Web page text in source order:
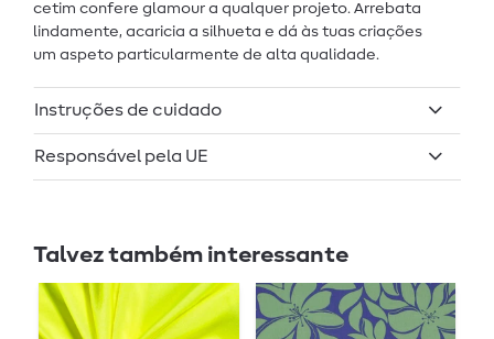
cetim confere glamour a qualquer projeto. Arrebata
lindamente, acaricia a silhueta e dá às tuas criações
um aspeto particularmente de alta qualidade.
Instruções de cuidado
Responsável pela UE
Talvez também interessante